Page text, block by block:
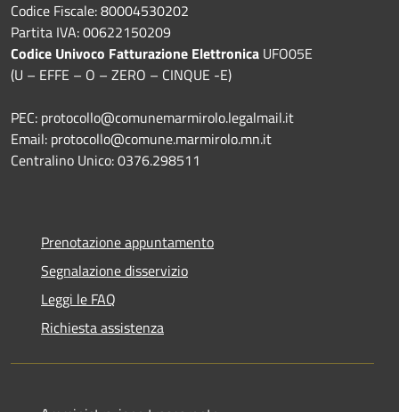
Codice Fiscale: 80004530202
Partita IVA: 00622150209
Codice Univoco Fatturazione Elettronica UFO05E
(U – EFFE – O – ZERO – CINQUE -E)
PEC: protocollo@comunemarmirolo.legalmail.it
Email: protocollo@comune.marmirolo.mn.it
Centralino Unico: 0376.298511
Prenotazione appuntamento
Segnalazione disservizio
Leggi le FAQ
Richiesta assistenza